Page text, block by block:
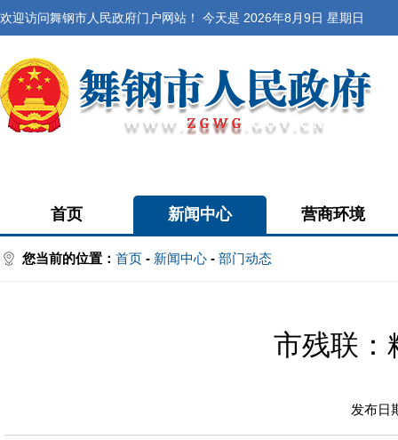
欢迎访问舞钢市人民政府门户网站！ 今天是 2026年8月9日 星期日
首页 新闻中心 营商环境
您当前的位置： 首页 - 新闻中心 - 部门动态
市残联：
发布日